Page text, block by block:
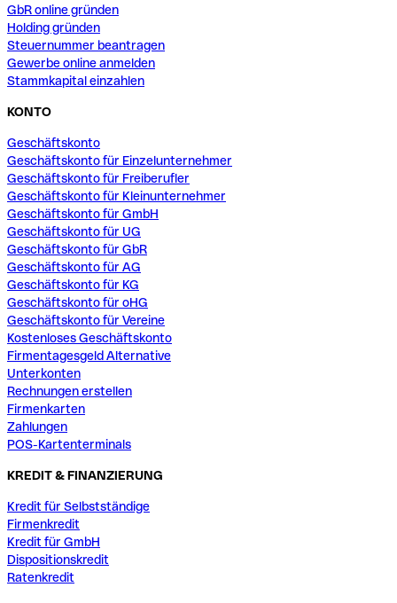
GbR online gründen
Holding gründen
Steuernummer beantragen
Gewerbe online anmelden
Stammkapital einzahlen
KONTO
Geschäftskonto
Geschäftskonto für Einzelunternehmer
Geschäftskonto für Freiberufler
Geschäftskonto für Kleinunternehmer
Geschäftskonto für GmbH
Geschäftskonto für UG
Geschäftskonto für GbR
Geschäftskonto für AG
Geschäftskonto für KG
Geschäftskonto für oHG
Geschäftskonto für Vereine
Kostenloses Geschäftskonto
Firmentagesgeld Alternative
Unterkonten
Rechnungen erstellen
Firmenkarten
Zahlungen
POS-Kartenterminals
KREDIT & FINANZIERUNG
Kredit für Selbstständige
Firmenkredit
Kredit für GmbH
Dispositionskredit
Ratenkredit